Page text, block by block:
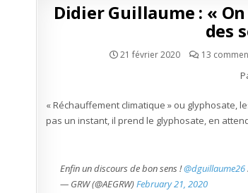
Didier Guillaume : «
des
21 février 2020 13
« Réchauffement climatique » ou glyphosate,
pas un instant, il prend le glyphosate, en
Enfin un discours de bon sens !@dguillaume26
— GRW (@AEGRW)February 21, 2020